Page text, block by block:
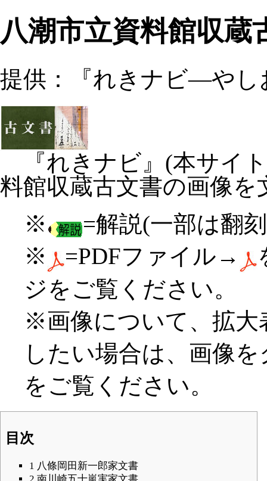
八潮市立資料館収蔵
提供：『れきナビ―やし
『れきナビ』(本サイ
料館収蔵古文書の画像
※
=解説(一部は翻
※
=PDFファイル→
ジをご覧ください。
※画像について、拡大
したい場合は、画像
をご覧ください。
目次
1 八條岡田新一郎家文書
2 南川崎五十嵐実家文書